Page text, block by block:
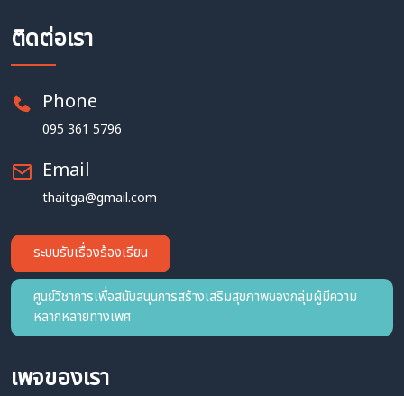
ติดต่อเรา
Phone
095 361 5796
Email
thaitga@gmail.com
ระบบรับเรื่องร้องเรียน
ศูนย์วิชาการเพื่อสนับสนุนการสร้างเสริมสุขภาพของกลุ่มผู้มีความ
หลากหลายทางเพศ
เพจของเรา